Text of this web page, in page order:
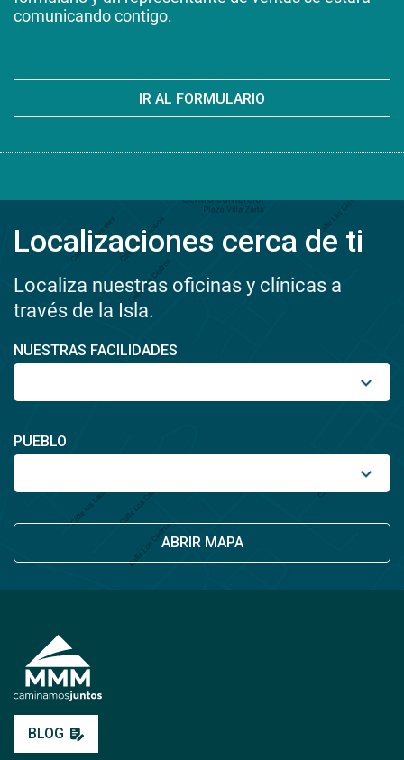
comunicando contigo.
IR AL FORMULARIO
Localizaciones cerca de ti
Localiza nuestras oficinas y clínicas a
través de la Isla.
NUESTRAS FACILIDADES
PUEBLO
ABRIR MAPA
BLOG